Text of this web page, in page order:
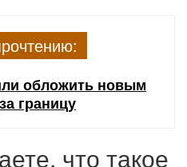
обложить новым
границу
что такое